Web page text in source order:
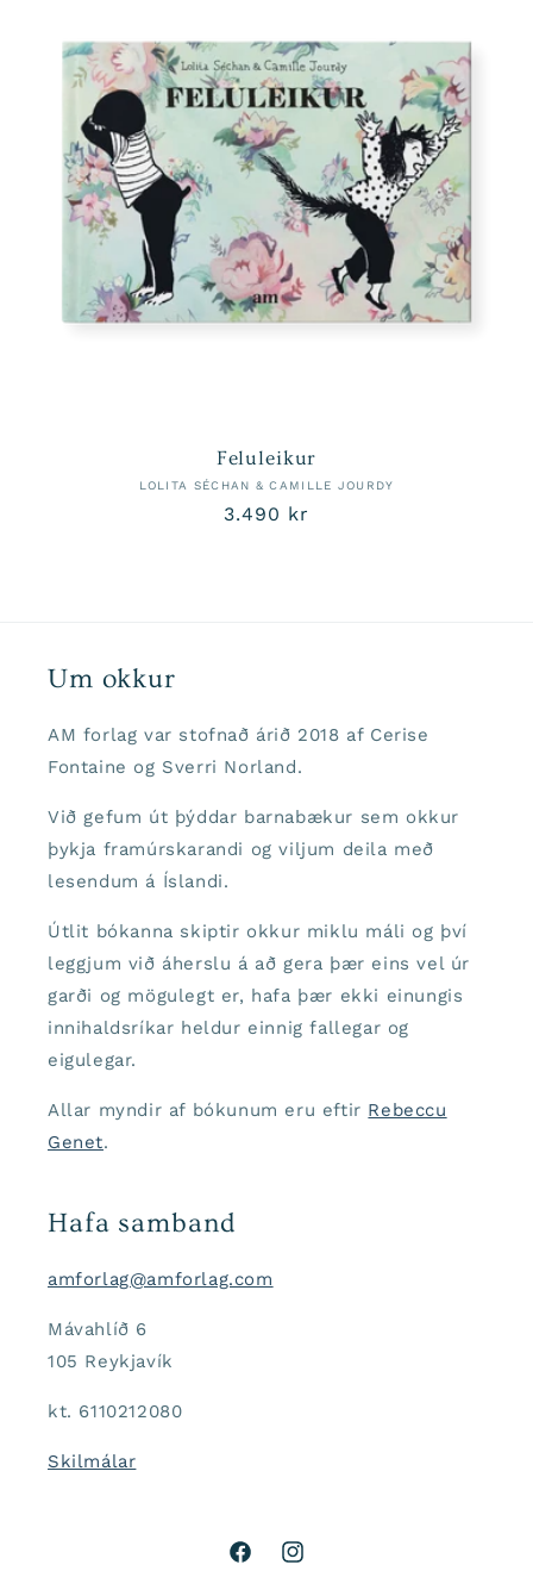
Feluleikur
LOLITA SÉCHAN & CAMILLE JOURDY
Venjulegt
3.490 kr
Um okkur
AM forlag var stofnað árið 2018 af Cerise
Fontaine og Sverri Norland.
Við gefum út þýddar barnabækur sem okkur
þykja framúrskarandi og viljum deila með
lesendum á Íslandi.
Útlit bókanna skiptir okkur miklu máli og því
leggjum við áherslu á að gera þær eins vel úr
garði og mögulegt er, hafa þær ekki einungis
innihaldsríkar heldur einnig fallegar og
eigulegar.
Allar myndir af bókunum eru eftir Rebeccu
Genet.
Hafa samband
amforlag@amforlag.com
Mávahlíð 6
105 Reykjavík
kt. 6110212080
Skilmálar